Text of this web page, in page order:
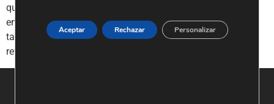
que hay vida. O al sacar una bolsa de plástico enredada
entre juncos y darte cuenta de que esa acción tan simple,
tan concreta, ya ha marcado una diferencia. A eso nos
referimos cuando […]
Aceptar Rechazar Personalizar